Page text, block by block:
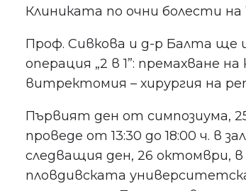
Клиниката по очни болести на
Проф. Сивкова и д-р Балта ще
операция „2 в 1”: премахване
витректомия – хирургия на
Първият ден от симпозиума,
проведе от 13:30 до 18:00 ч. в
следващия ден, 26 октомври,
пловдивската